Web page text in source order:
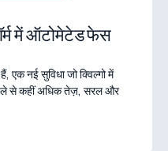
में ऑटोमेटेड फेस
एक नई सुविधा जो क्विल्गो में
से कहीं अधिक तेज़, सरल और